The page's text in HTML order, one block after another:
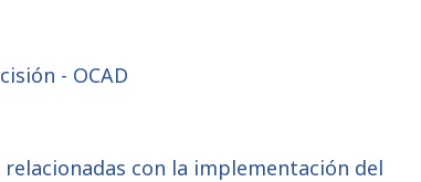
- OCAD
con la implementación del